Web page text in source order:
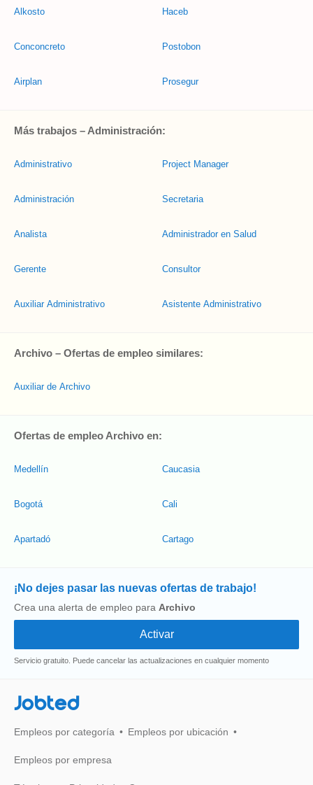
Alkosto
Conconcreto
Airplan
Haceb
Postobon
Prosegur
Más trabajos – Administración:
Administrativo
Administración
Analista
Gerente
Auxiliar Administrativo
Project Manager
Secretaria
Administrador en Salud
Consultor
Asistente Administrativo
Archivo – Ofertas de empleo similares:
Auxiliar de Archivo
Ofertas de empleo Archivo en:
Medellín
Bogotá
Apartadó
Caucasia
Cali
Cartago
¡No dejes pasar las nuevas ofertas de trabajo!
Crea una alerta de empleo para Archivo
Servicio gratuito. Puede cancelar las actualizaciones en cualquier momento
Jobted
Empleos por categoría Empleos por ubicación
Empleos por empresa